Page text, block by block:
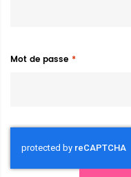
Mot de passe